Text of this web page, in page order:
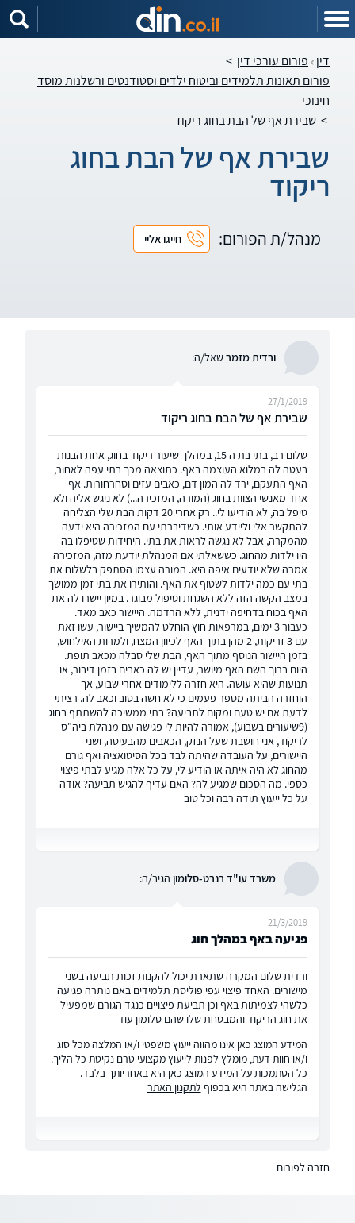
דין פורום עורכי דין >
פורום תאונות תלמידים וביטוח ילדים וסטודנטים ורשלנות מוסד
חינוכי
> שבירת אף של הבת בחוג ריקוד
שבירת אף של הבת בחוג
ריקוד
מנהל/ת הפורום: חייגו אליי
ורדית מזמרשאל/ה:
שבירת אף של הבת בחוג ריקוד
27/1/2019
שלום רב, בתי בת ה 15, במהלך שיעור ריקוד בחוג, אחת הבנות
בעטה לה במלוא העוצמה באף. כתוצאה מכך בתי עפה לאחור,
האף התעקם, ירד לה המון דם, כאבים עזים וסחרחורות. אף
אחד מאנשי הצוות בחוג (המורה, המזכירה...) לא ניגש אליה ולא
טיפל בה, לא הודיעו לי.. רק אחרי 20 דקות הבת שלי הצליחה
להתקשר אלי וליידע אותי. כשדיברתי עם המזכירה היא ידעה
מהמקרה, אבל לא נגשה לראות את בתי. היחידות שטיפלו בה
היו ילדות מהחוג. כששאלתי אם המנהלת יודעת מזה, המזכירה
אמרה שלא יודעים איפה היא. המורה עצמו הסתפק בלשלוח את
בתי עם כמה ילדות לשטוף את האף. והותירו את בתי זמן ממושך
במצב הקשה הזה ללא השגחת וטיפול מבוגר. במיון יישרו לה את
האף בכוח בדחיפה ידנית, ללא הרדמה. היישור כאב מאד.
כעבור 3 ימים, במרפאות חוץ הוחלט להמשיך ביישור, עשו זאת
עם 3 זריקות, 2 מהן בתוך האף לכיוון המצח, ולמרות האילחוש,
בזמן היישור הנוסף מתוך האף, הבת שלי סבלה מכאב תופת.
היום ברוך השם האף מיושר, עדיין יש לה כאבים בזמן דיבור, או
תנועות שהיא עושה. היא חזרה ללימודים אחרי שבוע, אך
הוחזרה הביתה מספר פעמים כי לא חשה בטוב וכאב לה. רציתי
לדעת אם יש טעם ומקום לתביעה? בתי ממשיכה להשתתף בחוג
(9שיעורים בשבוע), אמורה להיות לי פגישה עם מנהלת ביה"ס
לריקוד, אני חושבת שעל הנזק, הכאבים מהבעיטה, ושני
היישורים, על העובדה שהיתה לבד בכל הסיטואציה ואף גורם
מהחוג לא היה איתה או הודיע לי, על כל אלה מגיע לבתי פיצוי
כספי. מה הסכום שמגיע לה? האם עדיף להגיש תביעה? אודה
על כל ייעוץ תודה רבה וכל טוב
משרד עו"ד רנרט-סלומון הגיב/ה:
פגיעה באף במהלך חוג
21/3/2019
ורדית שלום המקרה שתארת יכול להקנות זכות תביעה בשני
מישורים. האחד פיצוי עפי פוליסת תלמידים באם נותרה פגיעה
כלשהי לצמיתות באף וכן תביעת פיצויים כנגד הגורם שמפעיל
את חוג הריקוד והמבטחת שלו שהם סלומון עוד
המידע המוצג כאן אינו מהווה ייעוץ משפטי ו/או המלצה מכל סוג
ו/או חוות דעת, מומלץ לפנות לייעוץ מקצועי טרם נקיטת כל הליך.
כל הסתמכות על המידע המוצג כאן היא באחריותך בלבד.
הגלישה באתר היא בכפוף לתקנון האתר
חזרה לפורום